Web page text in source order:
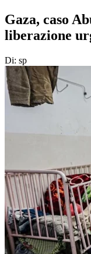
Gaza, caso
liberazione
Di: sp